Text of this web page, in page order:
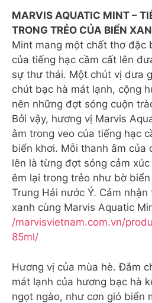
MARVIS AQUATIC MINT –
TRONG TRẺO CỦA BIỂN
Mint mang một chất thơ đặc
của tiếng hạc cầm cất lên
sự thư thái. Một chút vị dưa
chút bạc hà mát lạnh, cộng
nên những đợt sóng cuộn
Bởi vậy, hương vị Marvis
âm trong veo của tiếng hạc
biển khơi. Mỗi thanh âm của
lên là từng đợt sóng cảm
êm lại trong trẻo như bờ
Trung Hải nước Ý. Cảm
xanh cùng Marvis Aquatic
/marvisvietnam.com.vn/
85ml/
Hương vị của mùa hè. Đắm
mát lạnh của hương bạc hà
ngọt ngào, như cơn gió biển